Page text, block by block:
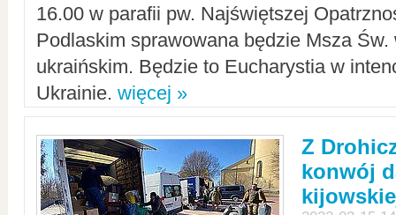
16.00 w parafii pw. Najświętszej
Podlaskim sprawowana będzie Msza Św.
ukraińskim. Będzie to Eucharystia w
Ukrainie. więcej »
Z
konwój